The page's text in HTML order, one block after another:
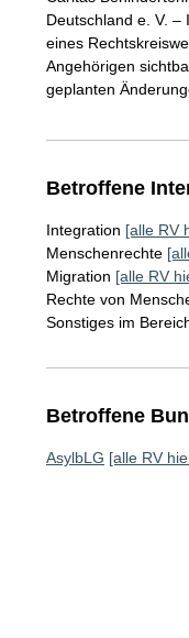
Deutschland e. V. –
eines
Angehörigen
geplanten
Betroffene
Integration [alle RV
Menschenrechte
Migration [alle RV
Rechte von
Sonstiges im
Betroffene
AsylbLG [alle RV